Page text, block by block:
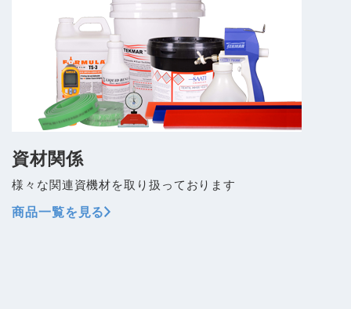
資材関係
様々な関連資機材を取り扱っております
商品一覧を見る